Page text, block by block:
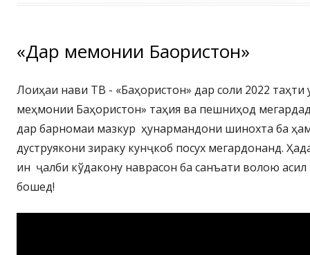
«Дар меҳмонии Баҳористон»
Лоиҳаи нави ТВ - «Баҳористон» дар соли 2022 таҳти
меҳмонии Баҳористон» таҳия ва пешниҳод
дар барномаи мазкур ҳунармандони шинохта ба
дуструякони зираку кунҷкоб посух мегардонанд.
ин ҷалби кўдакону наврасон ба санъати волою
бошед!